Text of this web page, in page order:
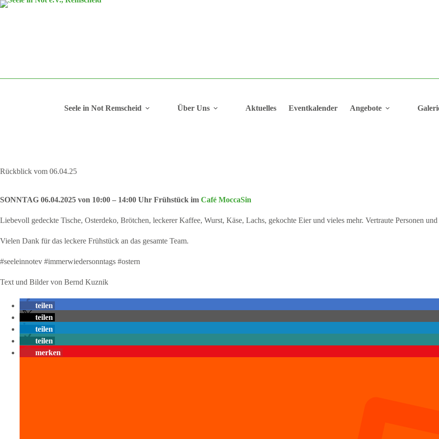
Zum
Seele in Not Remscheid Über Uns Aktuelles Eventkalender Angebote
Rückblick vom 06.04.25
SONNTAG 06.04.2025 von 10:00 – 14:00 Uhr Frühstück im Café MoccaSin
Liebevoll gedeckte Tische, Osterdeko, Brötchen, leckerer Kaffee, Wurst, Käse, Lachs, gekochte Eier und vieles mehr. Vertraute Personen und
Vielen Dank für das leckere Frühstück an das gesamte Team.
#seeleinnotev #immerwiedersonntags #ostern
Text und Bilder von Bernd Kuznik
teilen
teilen
teilen
teilen
merken